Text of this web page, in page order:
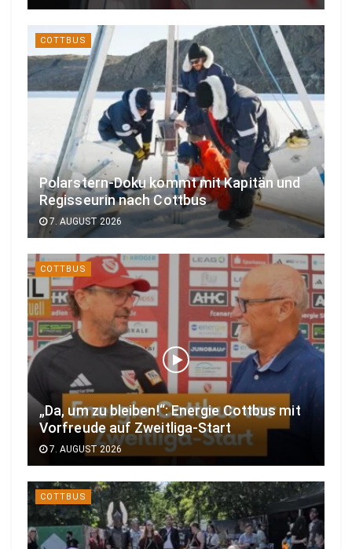
COTTBUS
Polarstern-Doku kommt mit Kapitän und
Regisseurin nach Cottbus
7. AUGUST 2026
COTTBUS
„Da, um zu bleiben!“: Energie Cottbus mit
Vorfreude auf Zweitliga-Start
7. AUGUST 2026
COTTBUS